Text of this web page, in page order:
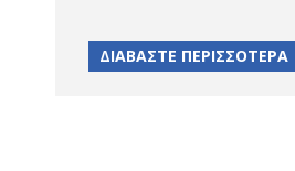
ΔΙΑΒΑΣΤΕ ΠΕΡΙΣΣΟΤΕΡΑ